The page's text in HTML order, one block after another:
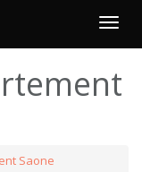
Saone